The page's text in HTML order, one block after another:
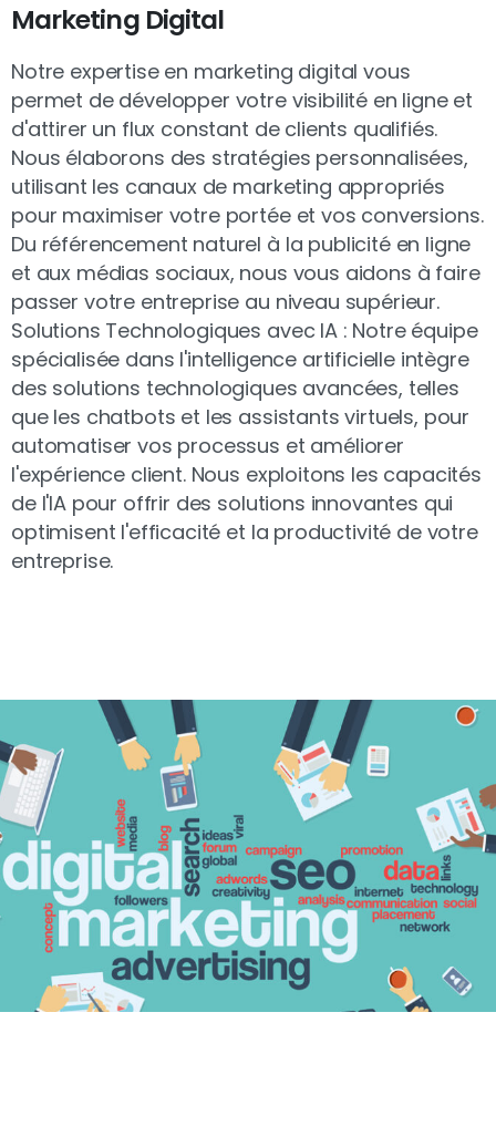
Marketing Digital
Notre expertise en marketing digital vous
permet de développer votre visibilité en ligne et
d'attirer un flux constant de clients qualifiés.
Nous élaborons des stratégies personnalisées,
utilisant les canaux de marketing appropriés
pour maximiser votre portée et vos conversions.
Du référencement naturel à la publicité en ligne
et aux médias sociaux, nous vous aidons à faire
passer votre entreprise au niveau supérieur.
Solutions Technologiques avec IA : Notre équipe
spécialisée dans l'intelligence artificielle intègre
des solutions technologiques avancées, telles
que les chatbots et les assistants virtuels, pour
automatiser vos processus et améliorer
l'expérience client. Nous exploitons les capacités
de l'IA pour offrir des solutions innovantes qui
optimisent l'efficacité et la productivité de votre
entreprise.